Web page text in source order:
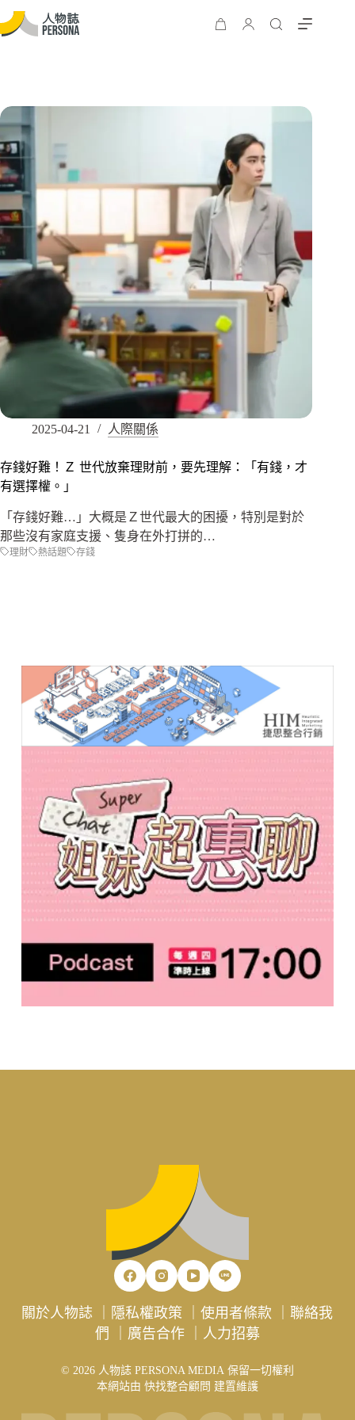
2025-04-21 人際關係
存錢好難！Ｚ 世代放棄理財前，要先理解：「有錢，才
有選擇權。」
「存錢好難…」大概是Ｚ世代最大的困擾，特別是對於
那些沒有家庭支援、隻身在外打拼的…
理財 熱話題 存錢
關於人物誌 隱私權政策 ｜使用者條款 ｜聯絡我
們
廣告合作｜ 人力招募
© 2026 人物誌 PERSONA MEDIA 保留一切權利
本網站由 快找整合顧問 建置維護